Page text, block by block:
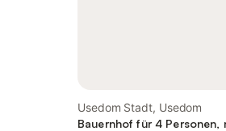
Usedom Stadt, Usedom
Bauernhof für 4 Personen,